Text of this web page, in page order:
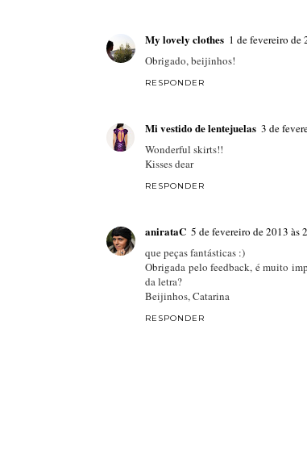
My lovely clothes 1 de fevereiro de
Obrigado, beijinhos!
RESPONDER
Mi vestido de lentejuelas 3 de
Wonderful skirts!!
Kisses dear
RESPONDER
anirataC 5 de fevereiro de 2013 às
que peças fantásticas :)
Obrigada pelo feedback, é muito
da letra?
Beijinhos, Catarina
RESPONDER